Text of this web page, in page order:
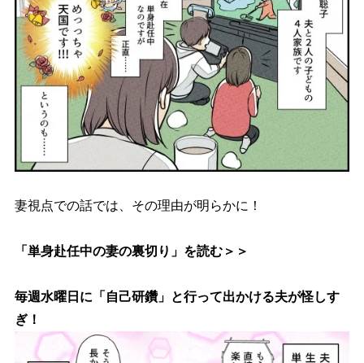
妻視点での話では、その理由が明らかに！
「単身赴任中の妻の裏切り」を読む＞＞
毎週水曜日に「自己研鑽」と行って出かける夫が怪しす
ぎ！